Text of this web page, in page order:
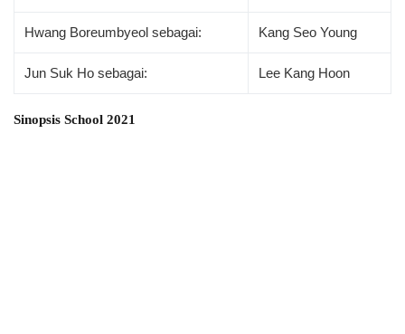
Hwang Boreumbyeol sebagai: Kang Seo Young
Jun Suk Ho sebagai: Lee Kang Hoon
Sinopsis School 2021